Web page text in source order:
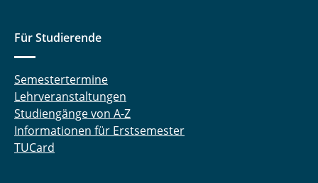
Für Studierende
Semestertermine
Lehrveranstaltungen
Studiengänge von A-Z
Informationen für Erstsemester
TUCard